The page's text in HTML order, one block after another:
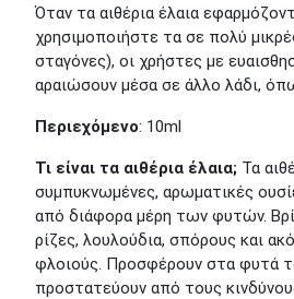
Όταν τα αιθέρια έλαια
χρησιμοποιήστε τα σε πολύ
σταγόνες), οι χρήστες με
αραιώσουν μέσα σε άλλο λάδι,
Περιεχόμενο: 10ml
Τι είναι τα αιθέρια έλαια; Τα
συμπυκνωμένες, αρωματικές
από διάφορα μέρη των φυτών.
ρίζες, λουλούδια, σπόρους και
φλοιούς. Προσφέρουν στα φυτά
προστατεύουν από τους